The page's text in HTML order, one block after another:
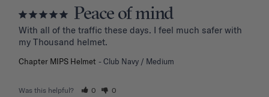
Peace of mind
With all of the traffic these days. I feel much safer with
my Thousand helmet.
Chapter MIPS Helmet Club Navy / Medium
Was this helpful? 0 0